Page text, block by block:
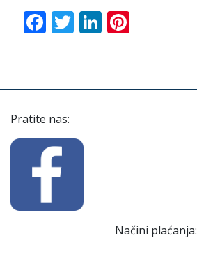
Facebook
TwitterLinkedIn
Pratite nas:
Načini plaćanja: